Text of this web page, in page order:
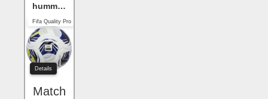
hummel hmlLEGACY
Fifa Quality Pro
Details
Match